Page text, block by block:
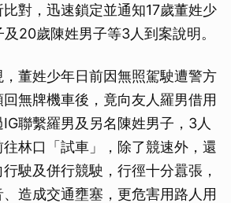
對，迅速鎖定並通知17歲董姓少
20歲陳姓男子等3人到案說明。
董姓少年日前因無照駕駛遭警方
無牌機車後，竟向友人羅男借用
聯繫羅男及另名陳姓男子，3人
林口「試車」，除了競速外，還
駛及併行競駛，行徑十分囂張，
造成交通壅塞，更危害用路人用